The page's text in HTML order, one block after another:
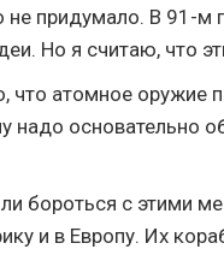
придумало. В 91-м
Но я считаю, что
что атомное оружие
надо основательно
бороться с этими
и в Европу. Их